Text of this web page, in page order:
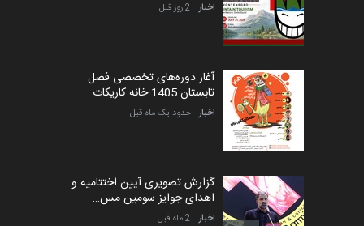
اخبار 2 روز قبل
آغاز دوره‌های تخصصی فصل
تابستان 1405 خانه کاریکات…
اخبار حدود یک ماه قبل
گزارش تصویری آیین اختتامیه و
اهدای جوایز سومین مس…
اخبار 2 ماه قبل